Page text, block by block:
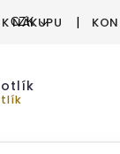
NÁKUPU
CZK